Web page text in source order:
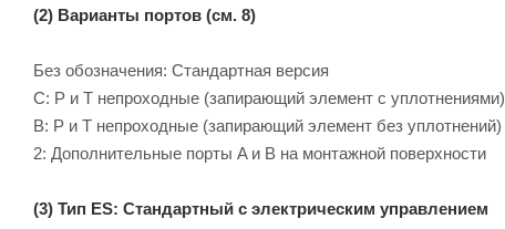
(2) Варианты портов (см. 8)
Без обозначения: Стандартная версия
C: P и T непроходные (запирающий элемент с уплотнениями)
B: P и T непроходные (запирающий элемент без уплотнений)
2: Дополнительные порты A и B на монтажной поверхности
(3) Тип ES: Стандартный с электрическим управлением